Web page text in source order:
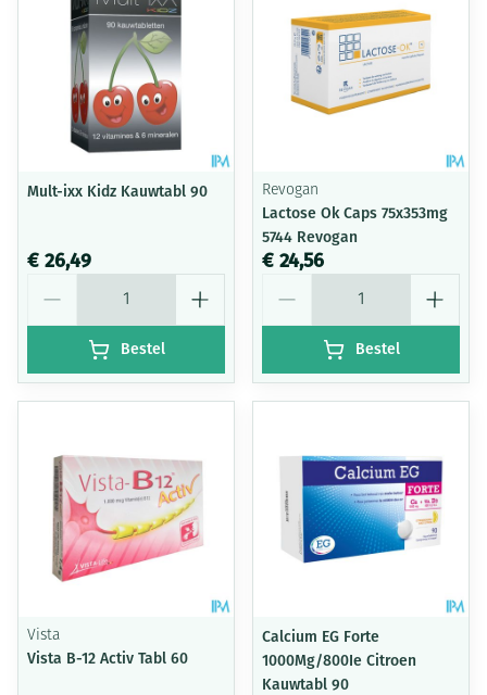
Mult-ixx Kidz Kauwtabl 90
€ 26,49
Bestel
Revogan
Lactose Ok Caps 75x353mg
5744 Revogan
€ 24,56
Bestel
Vista
Vista B-12 Activ Tabl 60
Calcium EG Forte
1000Mg/800Ie Citroen
Kauwtabl 90